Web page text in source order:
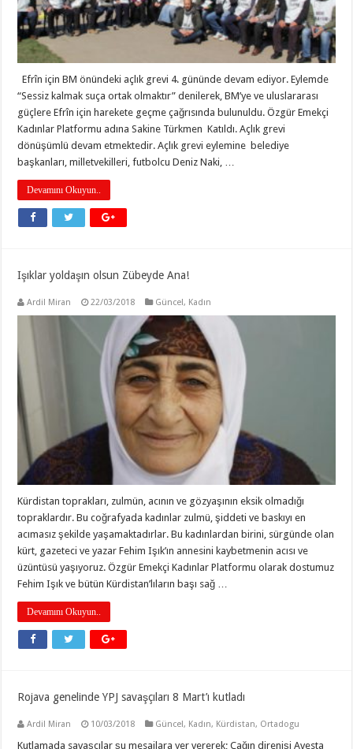
Efrîn için BM önündeki açlık grevi 4. gününde devam ediyor. Eylemde
“Sessiz kalmak suça ortak olmaktır” denilerek, BM’ye ve uluslararası
güçlere Efrîn için harekete geçme çağrısında bulunuldu. Özgür Emekçi
Kadınlar Platformu adına Sakine Türkmen Katıldı. Açlık grevi
dönüşümlü devam etmektedir. Açlık grevi eylemine belediye
başkanları, milletvekilleri, futbolcu Deniz Naki, …
Devamını Okuyun..
Işıklar yoldaşın olsun Zübeyde Ana!
Ardil Miran 22/03/2018 Güncel, Kadın
Kürdistan toprakları, zulmün, acının ve gözyaşının eksik olmadığı
topraklardır. Bu coğrafyada kadınlar zulmü, şiddeti ve baskıyı en
acımasız şekilde yaşamaktadırlar. Bu kadınlardan birini, sürgünde olan
kürt, gazeteci ve yazar Fehim Işık’ın annesini kaybetmenin acısı ve
üzüntüsü yaşıyoruz. Özgür Emekçi Kadınlar Platformu olarak dostumuz
Fehim Işık ve bütün Kürdistan’lıların başı sağ …
Devamını Okuyun..
Rojava genelinde YPJ savaşçıları 8 Mart’ı kutladı
Ardil Miran 10/03/2018 Güncel, Kadın, Kürdistan, Ortadogu
Kutlamada savaşçılar şu mesajlara yer vererek; Çağın direnişi Avesta